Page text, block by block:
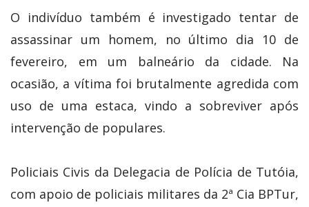
O indivíduo também é investigado tentar de
assassinar um homem, no último dia 10 de
fevereiro, em um balneário da cidade. Na
ocasião, a vítima foi brutalmente agredida com
uso de uma estaca, vindo a sobreviver após
intervenção de populares.
Policiais Civis da Delegacia de Polícia de Tutóia,
com apoio de policiais militares da 2ª Cia BPTur,